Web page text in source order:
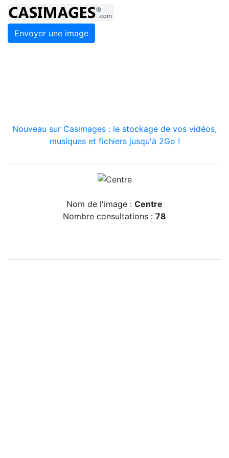
Envoyer une image
Nouveau sur Casimages : le stockage de vos vidéos,
musiques et fichiers jusqu'à 2Go !
Nom de l'image : Centre
Nombre consultations : 78